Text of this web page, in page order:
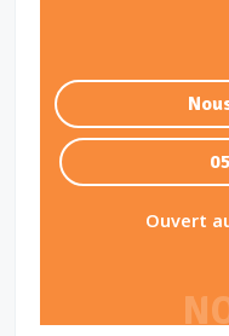
Ouvert